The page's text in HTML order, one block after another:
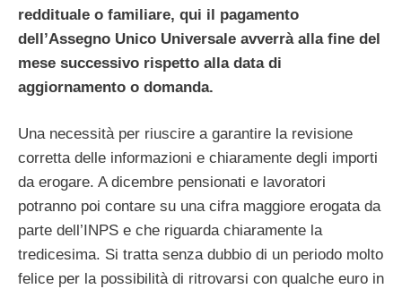
reddituale o familiare, qui il pagamento
dell’Assegno Unico Universale avverrà alla fine del
mese successivo rispetto alla data di
aggiornamento o domanda.
Una necessità per riuscire a garantire la revisione
corretta delle informazioni e chiaramente degli importi
da erogare. A dicembre pensionati e lavoratori
potranno poi contare su una cifra maggiore erogata da
parte dell’INPS e che riguarda chiaramente la
tredicesima. Si tratta senza dubbio di un periodo molto
felice per la possibilità di ritrovarsi con qualche euro in